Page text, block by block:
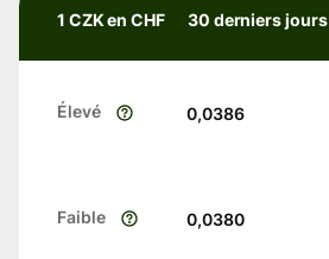
1 CZK en CHF 30 derniers jours
Élevé 0,0386
Faible 0,0380